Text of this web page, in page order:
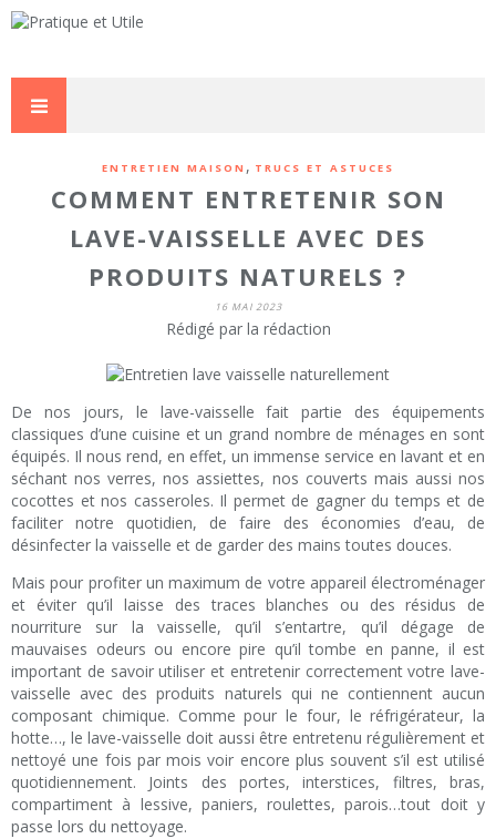
ENTRETIEN MAISON , TRUCS ET ASTUCES
COMMENT ENTRETENIR SON
LAVE-VAISSELLE AVEC DES
PRODUITS NATURELS ?
16 MAI 2023
Rédigé par la rédaction
De nos jours, le lave-vaisselle fait partie des équipements
classiques d’une cuisine et un grand nombre de ménages en sont
équipés. Il nous rend, en effet, un immense service en lavant et en
séchant nos verres, nos assiettes, nos couverts mais aussi nos
cocottes et nos casseroles. Il permet de gagner du temps et de
faciliter notre quotidien, de faire des économies d’eau, de
désinfecter la vaisselle et de garder des mains toutes douces.
Mais pour profiter un maximum de votre appareil électroménager
et éviter qu’il laisse des traces blanches ou des résidus de
nourriture sur la vaisselle, qu’il s’entartre, qu’il dégage de
mauvaises odeurs ou encore pire qu’il tombe en panne, il est
important de savoir utiliser et entretenir correctement votre lave-
vaisselle avec des produits naturels qui ne contiennent aucun
composant chimique. Comme pour le four, le réfrigérateur, la
hotte…, le lave-vaisselle doit aussi être entretenu régulièrement et
nettoyé une fois par mois voir encore plus souvent s’il est utilisé
quotidiennement. Joints des portes, interstices, filtres, bras,
compartiment à lessive, paniers, roulettes, parois…tout doit y
passe lors du nettoyage.